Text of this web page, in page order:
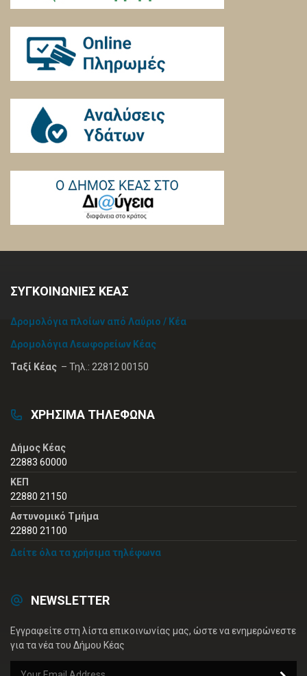
ΣΥΓΚΟΙΝΩΝΙΕΣ ΚΕΑΣ
Δρομολόγια πλοίων από Λαύριο / Κέα
Δρομολόγια Λεωφορείων Κέας
Ταξί Κέας – Τηλ.: 22812 00150
ΧΡΗΣΙΜΑ ΤΗΛΕΦΩΝΑ
Δήμος Κέας
22883 60000
ΚΕΠ
22880 21150
Αστυνομικό Τμήμα
22880 21100
Δείτε όλα τα χρήσιμα τηλέφωνα
NEWSLETTER
Εγγραφείτε στη λίστα επικοινωνίας μας, ώστε να ενημερώνεστε
για τα νέα του Δήμου Κέας